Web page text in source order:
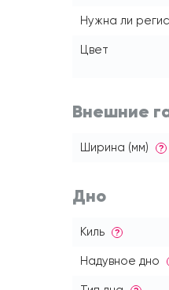
Нужна ли
Цвет
Внешние
Ширина (мм) ?
Дно
Киль ?
Надувное дно